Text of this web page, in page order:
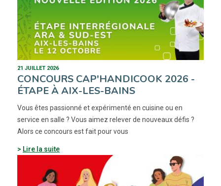
21 JUILLET 2026
CONCOURS CAP'HANDICOOK 2026 -
ÉTAPE À AIX-LES-BAINS
Vous êtes passionné et expérimenté en cuisine ou en
service en salle ? Vous aimez relever de nouveaux défis ?
Alors ce concours est fait pour vous
Lire la suite